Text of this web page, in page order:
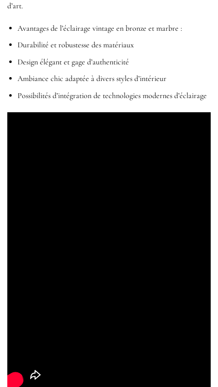
d’art.
Avantages de l’éclairage vintage en bronze et marbre :
Durabilité et robustesse des matériaux
Design élégant et gage d’authenticité
Ambiance chic adaptée à divers styles d’intérieur
Possibilités d’intégration de technologies modernes d’éclairage